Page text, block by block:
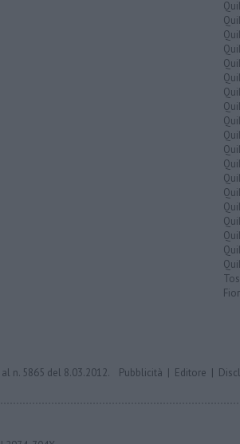
n. 5865 del 8.03.2012. Pubblicità | Editore |